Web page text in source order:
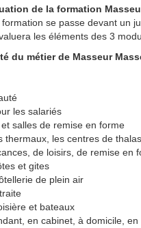
de la formation
se passe devant un
les éléments des 3
du métier de Masseur
les salariés
salles de remise en forme
thermaux, les centres de
de loisirs, de remise en
et gites
de plein air
et bateaux
en cabinet, à domicile,